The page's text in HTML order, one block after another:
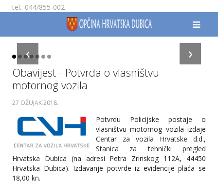
tel.: 044/855-002
›
‹
Obavijest - Potvrda o vlasništvu
motornog vozila
27 OŽUJAK 2018.
Potvrdu Policijske postaje o
vlasništvu motornog vozila izdaje
Centar za vozila Hrvatske d.d.,
Stanica za tehnički pregled
Hrvatska Dubica (na adresi Petra Zrinskog 112A, 44450
Hrvatska Dubica). Izdavanje potvrde iz evidencije plaća se
18,00 kn.